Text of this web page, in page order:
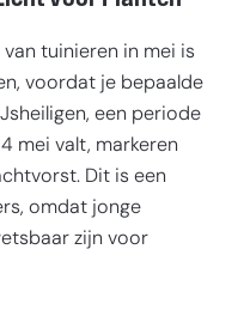
tuinieren in mei is
voordat je bepaalde
een periode
mei valt, markeren
Dit is een
omdat jonge
zijn voor